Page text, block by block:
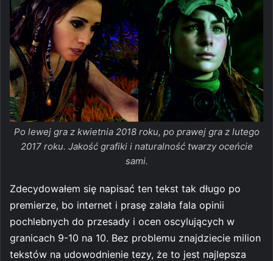
Po lewej gra z kwietnia 2018 roku, po prawej gra z lutego
2017 roku. Jakość grafiki i naturalność twarzy oceńcie
sami.
Zdecydowałem się napisać ten tekst tak długo po
premierze, bo internet i prasę zalała fala opinii
pochlebnych do przesady i ocen oscylujących w
granicach 9-10 na 10. Bez problemu znajdziecie milion
tekstów na udowodnienie tezy, że to jest najlepsza